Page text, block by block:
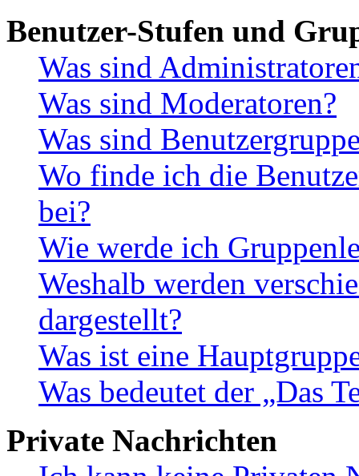
Benutzer-Stufen und
Was sind
Was sind Moderatoren?
Was sind
Wo finde ich die
bei?
Wie werde ich
Weshalb werden
dargestellt?
Was ist eine
Was bedeutet der „Das
Private Nachrichten